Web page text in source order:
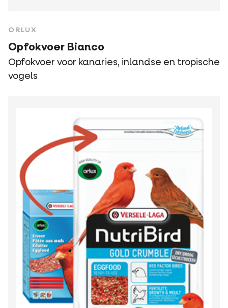
ORLUX
Opfokvoer Bianco
Opfokvoer voor kanaries, inlandse en tropische
vogels